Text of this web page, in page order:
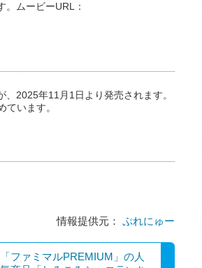
。ムービーURL：
2025年11月1日より発売されます。
います。
情報提供元： ぷれにゅー
「ファミマルPREMIUM」の人